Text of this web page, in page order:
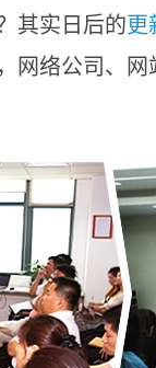
其实日后的更
网络公司、